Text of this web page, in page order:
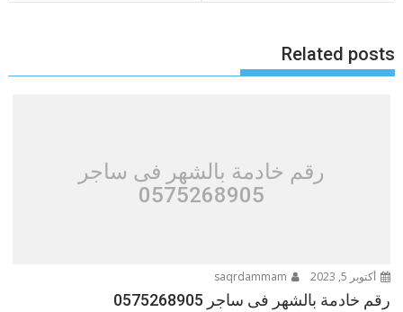
Related posts
رقم خادمة بالشهر فى ساجر
0575268905
أكتوبر 5, 2023
رقم خادمة بالشهر فى ساجر 0575268905